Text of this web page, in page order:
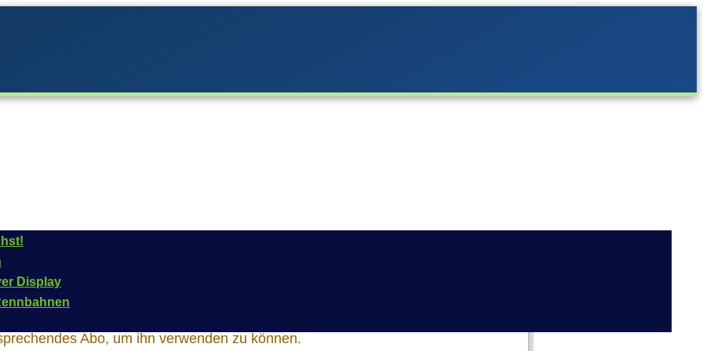
Display
enthält Widgets, die Teil des SmartRace Champions Clubs sind. Du
Abo, um ihn verwenden zu können.